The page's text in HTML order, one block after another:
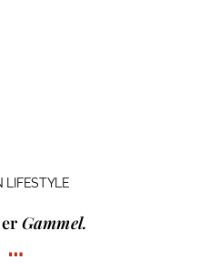
LIFESTYLE
Gammel.
…